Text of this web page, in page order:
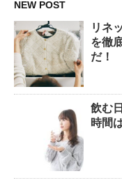
NEW POST
リネ
を徹
だ！
飲む
時間